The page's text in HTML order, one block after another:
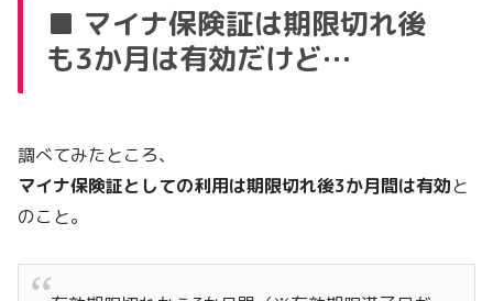
■ マイナ保険証は期限切れ後
も3か月は有効だけど…
調べてみたところ、
マイナ保険証としての利用は期限切れ後3か月間は有効と
のこと。